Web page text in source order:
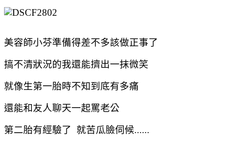
美容師小芬準備得差不多該做正事了
搞不清狀況的我還能擠出一抹微笑
就像生第一胎時不知到底有多痛
還能和友人聊天一起罵老公
第二胎有經驗了 就苦瓜臉伺候......